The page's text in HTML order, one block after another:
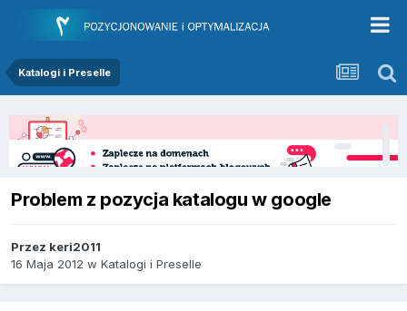
Katalogi i Preselle
Problem z pozycja katalogu w google
Przez keri2011
16 Maja 2012 w Katalogi i Preselle